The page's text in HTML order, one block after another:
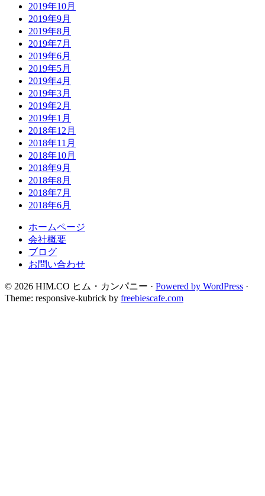
2019年10月
2019年9月
2019年8月
2019年7月
2019年6月
2019年5月
2019年4月
2019年3月
2019年2月
2019年1月
2018年12月
2018年11月
2018年10月
2018年9月
2018年8月
2018年7月
2018年6月
ホームページ
会社概要
ブログ
お問い合わせ
© 2026 HIM.CO ヒム・カンパニー · Powered by WordPress ·
Theme: responsive-kubrick by freebiescafe.com